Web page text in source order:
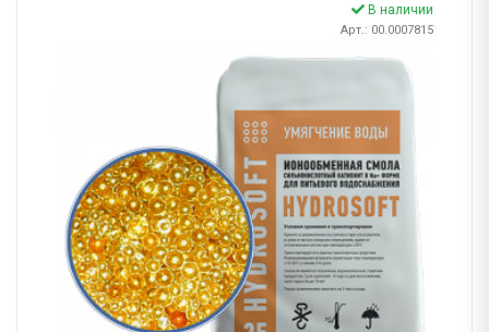
В наличии
Арт.: 00.0007815